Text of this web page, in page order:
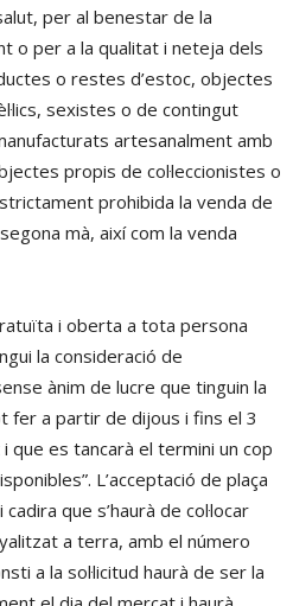
per al benestar de la
o per a la qualitat i neteja dels
o restes d’estoc, objectes
sexistes o de contingut
artesanalment amb
propis de col·leccionistes o
prohibida la venda de
mà, així com la venda
i oberta a tota persona
la consideració de
ànim de lucre que tinguin la
fer a partir de dijous i fins el 3
que es tancarà el termini un cop
L’acceptació de plaça
que s’haurà de col·locar
a terra, amb el número
a la sol·licitud haurà de ser la